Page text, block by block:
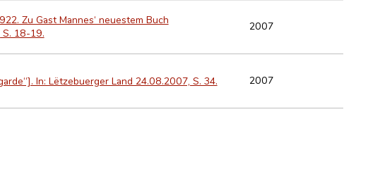
Zu Gast Mannes‘ neuestem Buch
S. 18-19.
2007
In: Lëtzebuerger Land 24.08.2007, S. 34. 2007